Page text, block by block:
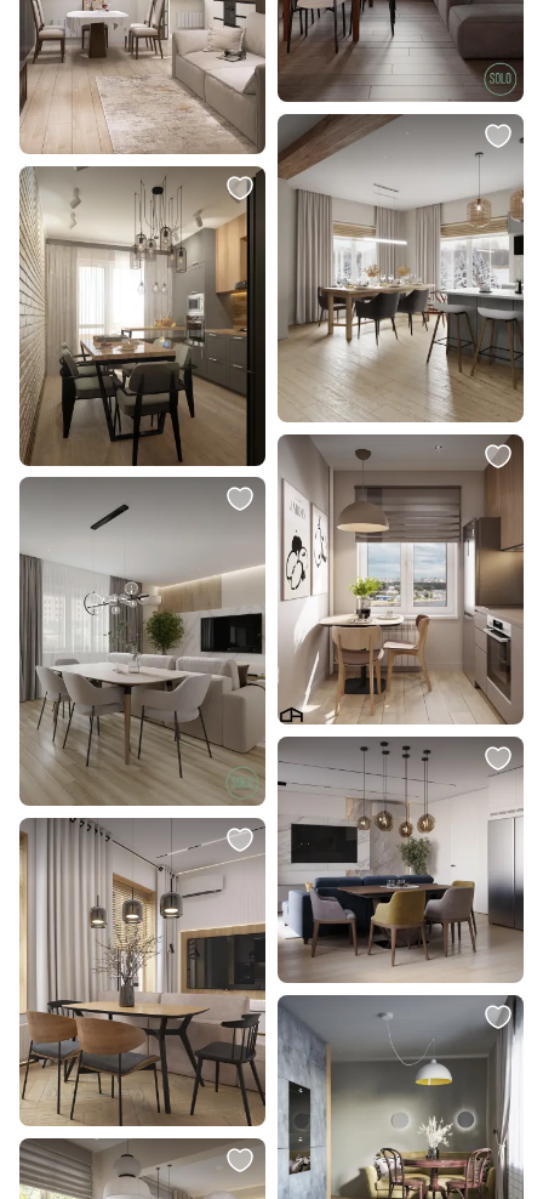
8 390 ₽
Стул DikLine 348 поворотный
M05 шоколад, ножки черные
Фабрика Мебели ДИК BD-
3012750
В корзину
8 196 ₽
Уличный светильник Mantra
SOCHI 6530
В корзину
21 827 ₽
Стул To4rooms BD-2558676
В корзину
4 988 ₽
Ваза декоративная PADADA Eglo
421164
В корзину
6 267 ₽
Стул AksHome 58759
В корзину
11 510 ₽ 8 057 ₽
Декоративная ваза LOFT IT
Blanca 10265V/S
В корзину